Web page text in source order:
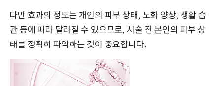
다만 효과의 정도는 개인의 피부 상태, 노화 양상, 생활 습
관 등에 따라 달라질 수 있으므로, 시술 전 본인의 피부 상
태를 정확히 파악하는 것이 중요합니다.